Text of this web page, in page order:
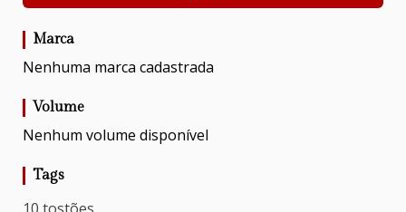
Marca
Nenhuma marca cadastrada
Volume
Nenhum volume disponível
Tags